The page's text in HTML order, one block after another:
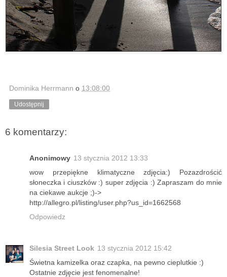
Dominika Herrmann o 13:08:00
Udostępnij
6 komentarzy:
Anonimowy 13 stycznia 2012 13:33
wow przepiękne klimatyczne zdjęcia:) Pozazdrościć
słoneczka i ciuszków :) super zdjęcia :) Zapraszam do mnie
na ciekawe aukcje ;)->
http://allegro.pl/listing/user.php?us_id=1662568
Odpowiedz
Silesia Street Look 13 stycznia 2012 15:42
Świetna kamizelka oraz czapka, na pewno cieplutkie :)
Ostatnie zdjęcie jest fenomenalne!